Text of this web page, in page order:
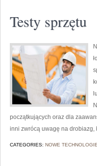
Testy sprzętu
początkujących oraz dla
inni zwrócą uwagę na drobiazg,
CATEGORIES: NOWE TECHNOLOGIE